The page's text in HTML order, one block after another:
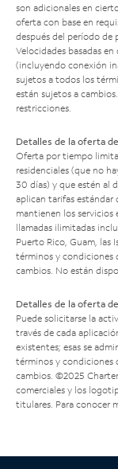
son adicionales en
oferta con base en
después del período de
Velocidades basadas
(incluyendo conexión
sujetos a todos los
están sujetos a
restricciones.
Detalles de la oferta
Oferta por tiempo
residenciales (que no
30 días) y que estén al
aplican tarifas estándar
mantienen los servicios
llamadas ilimitadas
Puerto Rico, Guam, las
términos y condiciones
cambios. No están
Detalles de la oferta
Puede solicitarse la
través de cada
existentes; esas se
términos y condiciones
cambios. ©2025
comerciales y los
titulares. Para conocer